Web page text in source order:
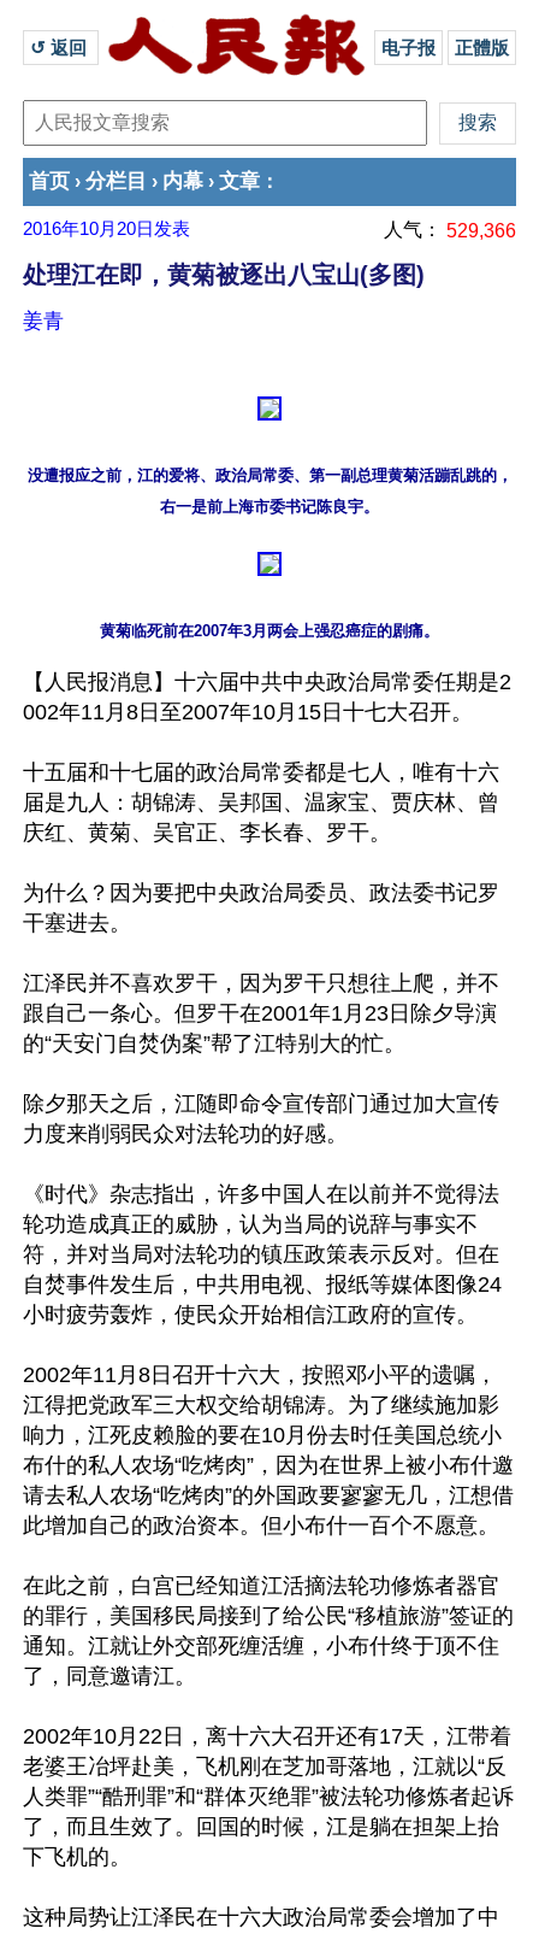
↺ 返回 电子报 正體版
首页 › 分栏目 › 内幕 › 文章 ：
2016年10月20日 发表 人气： 529,366
处理江在即，黄菊被逐出八宝山(多图)
姜青
没遭报应之前，江的爱将、政治局常委、第一副总理黄菊活蹦乱跳的，
右一是前上海市委书记陈良宇。
黄菊临死前在2007年3月两会上强忍癌症的剧痛。
【人民报消息】十六届中共中央政治局常委任期是2
002年11月8日至2007年10月15日十七大召开。
十五届和十七届的政治局常委都是七人，唯有十六
届是九人：胡锦涛、吴邦国、温家宝、贾庆林、曾
庆红、黄菊、吴官正、李长春、罗干。
为什么？因为要把中央政治局委员、政法委书记罗
干塞进去。
江泽民并不喜欢罗干，因为罗干只想往上爬，并不
跟自己一条心。但罗干在2001年1月23日除夕导演
的“天安门自焚伪案”帮了江特别大的忙。
除夕那天之后，江随即命令宣传部门通过加大宣传
力度来削弱民众对法轮功的好感。
《时代》杂志指出，许多中国人在以前并不觉得法
轮功造成真正的威胁，认为当局的说辞与事实不
符，并对当局对法轮功的镇压政策表示反对。但在
自焚事件发生后，中共用电视、报纸等媒体图像24
小时疲劳轰炸，使民众开始相信江政府的宣传。
2002年11月8日召开十六大，按照邓小平的遗嘱，
江得把党政军三大权交给胡锦涛。为了继续施加影
响力，江死皮赖脸的要在10月份去时任美国总统小
布什的私人农场“吃烤肉”，因为在世界上被小布什邀
请去私人农场“吃烤肉”的外国政要寥寥无几，江想借
此增加自己的政治资本。但小布什一百个不愿意。
在此之前，白宫已经知道江活摘法轮功修炼者器官
的罪行，美国移民局接到了给公民“移植旅游”签证的
通知。江就让外交部死缠活缠，小布什终于顶不住
了，同意邀请江。
2002年10月22日，离十六大召开还有17天，江带着
老婆王冶坪赴美，飞机刚在芝加哥落地，江就以“反
人类罪”“酷刑罪”和“群体灭绝罪”被法轮功修炼者起诉
了，而且生效了。回国的时候，江是躺在担架上抬
下飞机的。
这种局势让江泽民在十六大政治局常委会增加了中